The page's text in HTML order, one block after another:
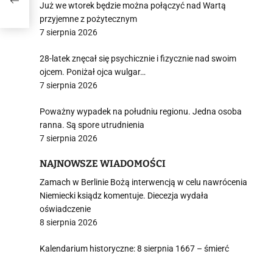
Już we wtorek będzie można połączyć nad Wartą
przyjemne z pożytecznym
7 sierpnia 2026
28-latek znęcał się psychicznie i fizycznie nad swoim
ojcem. Poniżał ojca wulgar…
7 sierpnia 2026
Poważny wypadek na południu regionu. Jedna osoba
ranna. Są spore utrudnienia
7 sierpnia 2026
NAJNOWSZE WIADOMOŚCI
Zamach w Berlinie Bożą interwencją w celu nawrócenia
Niemiecki ksiądz komentuje. Diecezja wydała
oświadczenie
8 sierpnia 2026
Kalendarium historyczne: 8 sierpnia 1667 – śmierć